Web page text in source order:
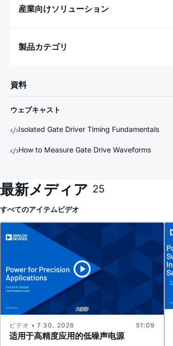
産業向けソリューション
製品カテゴリ
資料
ウェブキャスト
Isolated Gate Driver Timing Fundamentals
How to Measure Gate Drive Waveforms
最新メディア 25
すべてのアイテムビデオ
适用于高精度应用的低噪声电源
ビデオ • 7 30, 2026 51:09